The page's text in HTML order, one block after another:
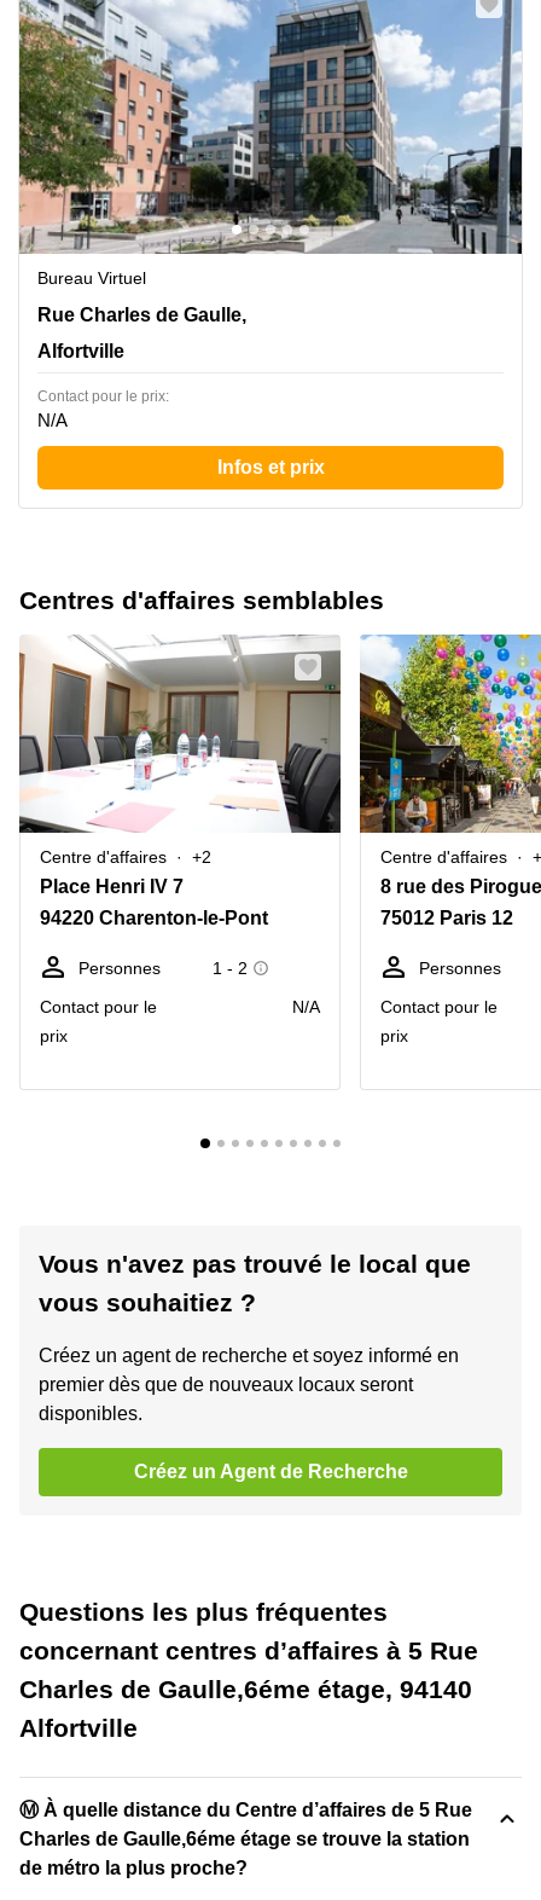
Bureau Virtuel
5 Rue Charles de Gaulle,6éme étage, Alfortville
Rue Charles de Gaulle,
Alfortville
Contact pour le prix:
N/A
Infos et prix
Centres d'affaires semblables
Centre d'affaires +2
Place Henri IV 7
94220 Charenton-le-Pont
Personnes
1 - 2
Contact pour le
prix
N/A
Centre d'affaires
8 rue des
75012 Paris 12
Personnes
Contact pour le
prix
Vous n'avez pas trouvé le local que
vous souhaitiez ?
Créez un agent de recherche et soyez informé en
premier dès que de nouveaux locaux seront
disponibles.
Créez un Agent de Recherche
Questions les plus fréquentes
concernant centres d’affaires à 5 Rue
Charles de Gaulle,6éme étage, 94140
Alfortville
Ⓜ️ À quelle distance du Centre d’affaires de 5 Rue
Charles de Gaulle,6éme étage se trouve la station
de métro la plus proche?